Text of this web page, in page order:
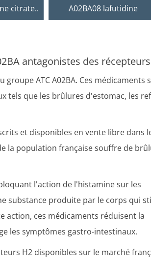
citrate.. A02BA08 lafutidine
antagonistes des
ATC A02BA. Ces médicaments
tels que les brûlures d'estomac, les
et disponibles en vente libre dans
la population française souffre de
l'action de l'histamine sur les
substance produite par le corps qui
action, ces médicaments réduisent la
les symptômes gastro-intestinaux.
H2 disponibles sur le marché